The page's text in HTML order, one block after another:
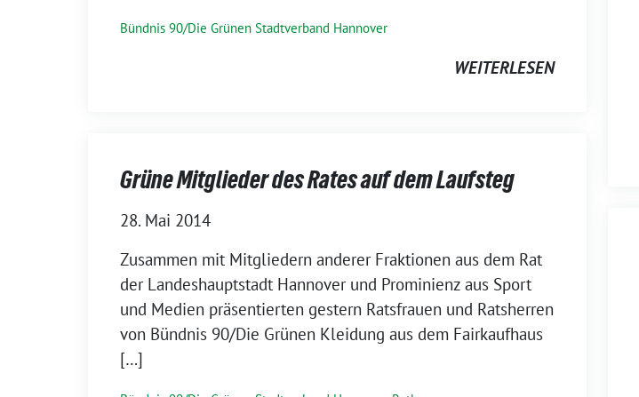
Bündnis 90/Die Grünen Stadtverband Hannover
WEITERLESEN
Grüne Mitglieder des Rates auf dem Laufsteg
28. Mai 2014
Zusammen mit Mitgliedern anderer Fraktionen aus dem Rat
der Landeshauptstadt Hannover und Prominienz aus Sport
und Medien präsentierten gestern Ratsfrauen und Ratsherren
von Bündnis 90/Die Grünen Kleidung aus dem Fairkaufhaus
[…]